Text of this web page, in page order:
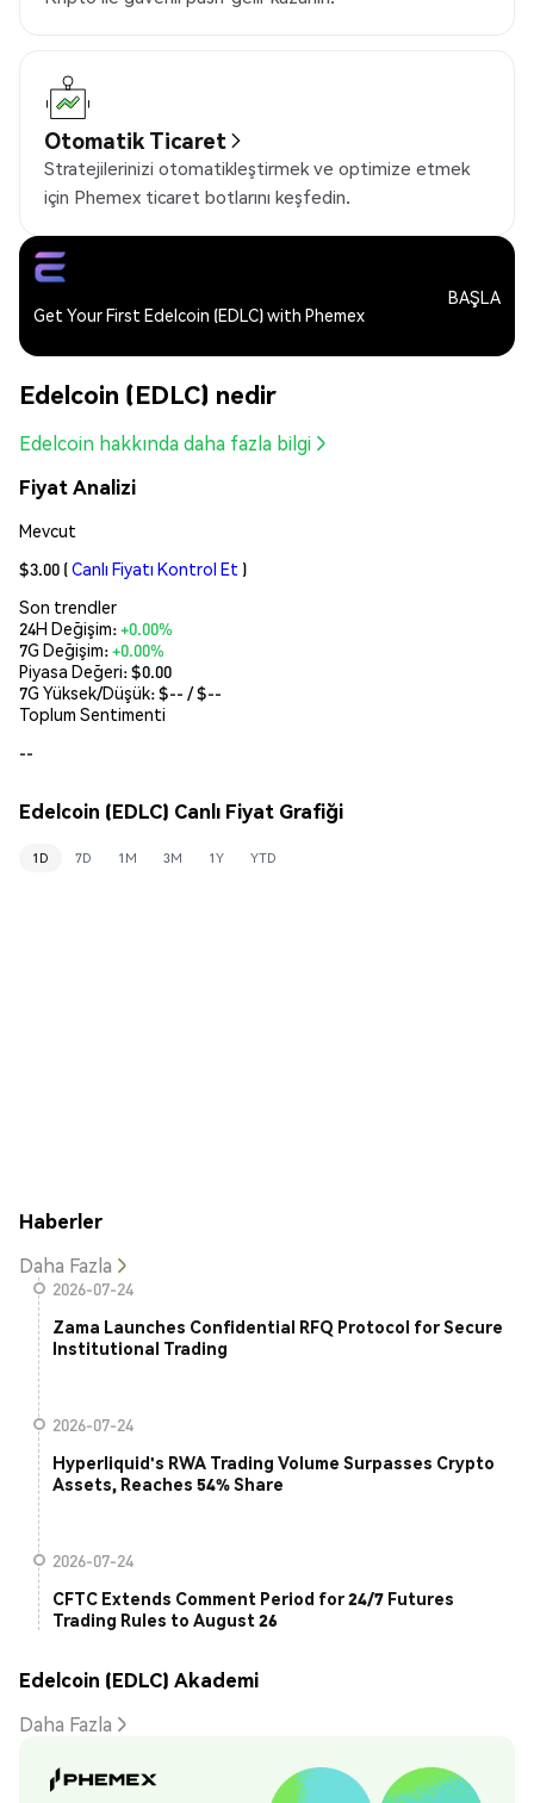
Otomatik Ticaret
Stratejilerinizi otomatikleştirmek ve optimize etmek
için Phemex ticaret botlarını keşfedin.
Get Your First Edelcoin (EDLC) with Phemex
BAŞLA
Edelcoin (EDLC) nedir
Edelcoin hakkında daha fazla bilgi
Fiyat Analizi
Mevcut
$3.00 (Canlı Fiyatı Kontrol Et )
Son trendler
24H Değişim:+0.00%
7G Değişim:+0.00%
Piyasa Değeri:$0.00
7G Yüksek/Düşük: $-- / $--
Toplum Sentimenti
--
Edelcoin (EDLC) Canlı Fiyat Grafiği
1D 7D 1M 3M 1Y YTD
Haberler
Daha Fazla
2026-07-24
Zama Launches Confidential RFQ Protocol for Secure
Institutional Trading
2026-07-24
Hyperliquid's RWA Trading Volume Surpasses Crypto
Assets, Reaches 54% Share
2026-07-24
CFTC Extends Comment Period for 24/7 Futures
Trading Rules to August 26
Edelcoin (EDLC) Akademi
Daha Fazla